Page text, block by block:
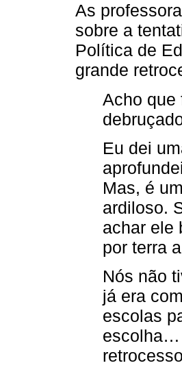
As
sobre a
Política de
grande
Acho que
Eu dei
Mas, é
ardiloso.
achar ele
por terra
Nós não
já era
escolas
escolha…